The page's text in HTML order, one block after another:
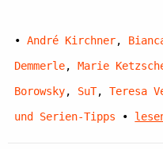
• André Kirchner,
Demmerle,Marie
Borowsky, SuT,Teresa
und Serien-Tipps
•